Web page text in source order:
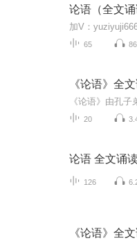
论语（全文诵
65
《论语》全
20
论语 全文诵
126
《论语》全